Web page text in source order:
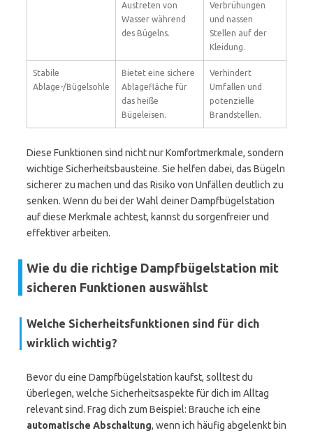
Austreten von
Wasser während
des Bügelns.
Verbrühungen
und nassen
Stellen auf der
Kleidung.
Stabile
Ablage-/Bügelsohle
Bietet eine sichere
Ablagefläche für
das heiße
Bügeleisen.
Verhindert
Umfallen und
potenzielle
Brandstellen.
Diese Funktionen sind nicht nur Komfortmerkmale, sondern
wichtige Sicherheitsbausteine. Sie helfen dabei, das Bügeln
sicherer zu machen und das Risiko von Unfällen deutlich zu
senken. Wenn du bei der Wahl deiner Dampfbügelstation
auf diese Merkmale achtest, kannst du sorgenfreier und
effektiver arbeiten.
Wie du die richtige Dampfbügelstation mit
sicheren Funktionen auswählst
Welche Sicherheitsfunktionen sind für dich
wirklich wichtig?
Bevor du eine Dampfbügelstation kaufst, solltest du
überlegen, welche Sicherheitsaspekte für dich im Alltag
relevant sind. Frag dich zum Beispiel: Brauche ich eine
automatische Abschaltung, wenn ich häufig abgelenkt bin